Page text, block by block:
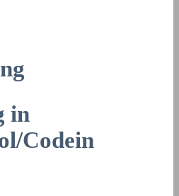
in
Codein